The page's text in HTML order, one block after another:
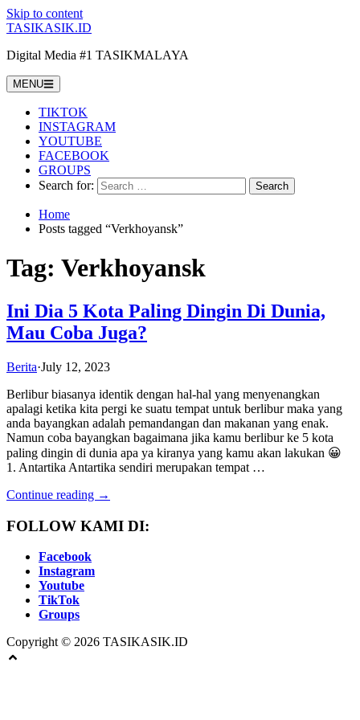
Skip to content
TASIKASIK.ID
Digital Media #1 TASIKMALAYA
MENU
TIKTOK
INSTAGRAM
YOUTUBE
FACEBOOK
GROUPS
Search for:
Home
Posts tagged “Verkhoyansk”
Tag: Verkhoyansk
Ini Dia 5 Kota Paling Dingin Di Dunia,
Mau Coba Juga?
Berita·July 12, 2023
Berlibur biasanya identik dengan hal-hal yang menyenangkan
apalagi ketika kita pergi ke suatu tempat untuk berlibur maka yang
anda bayangkan adalah pemandangan dan makanan yang enak.
Namun coba bayangkan bagaimana jika kamu berlibur ke 5 kota
paling dingin di dunia apa ya kiranya yang kamu akan lakukan 😀
1. Antartika Antartika sendiri merupakan tempat …
Continue reading →
FOLLOW KAMI DI:
Facebook
Instagram
Youtube
TikTok
Groups
Copyright © 2026 TASIKASIK.ID